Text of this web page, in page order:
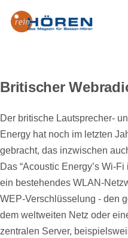
Britischer
Der britische Lautsprecher-
Energy hat noch im letzten
gebracht, das inzwischen
Das “Acoustic Energy’s Wi-
ein bestehendes WLAN-
WEP-Verschlüsselung - den
dem weltweiten Netz oder
zentralen Server,